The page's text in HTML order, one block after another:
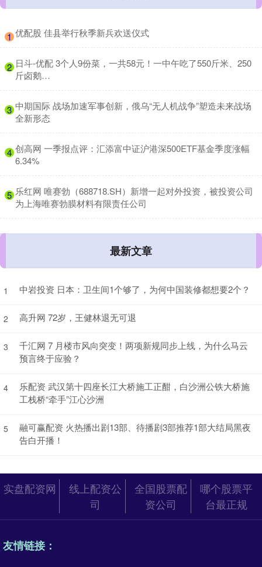
1 ​优配股 佳县举行秋季新兵欢送仪式
2 ​日斗-优配 3个人9份菜，一共58元！一中午吃了550斤米、250
斤卤鹅…
3 ​中期国际 战场加速军事创新，俄乌“无人机战争”塑造未来战场
全新形态
4 ​创高网 一季报点评：汇添富中证沪港深500ETF基金季度涨幅
6.34%
5 ​乐红网 唯赛勃（688718.SH）新增一起对外投资，被投资公司
为上海唯赛勃膜材料有限责任公司
最新文章
1 中岩投资 日本：卫生间1个够了，为何中国装修都想要2个？
2 高升网 72岁，王健林退无可退
3
千汇网 7 月楼市风向突变！两项新规同步上线，为什么马云
预言终于应验？
4
乐配资 武汉第十四座长江大桥施工正酣，白沙洲公铁大桥施
工栈桥“牵手”江心沙洲
5
融可赢配资 火热播出剧13部、待播剧3部推荐1部大结局黑夜
告白开播！
实盘配资网
线上配资公
司
全国股票配
资公司
哪个股票平
台最正规
友情链接：